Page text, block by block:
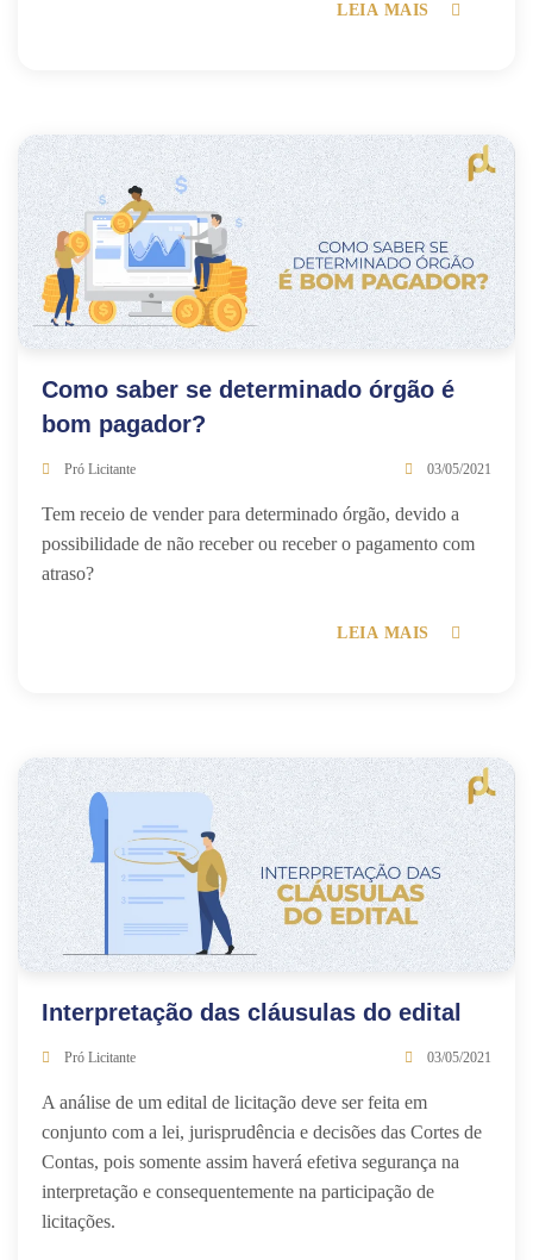
LEIA MAIS
Como saber se determinado órgão é
bom pagador?
Pró Licitante 03/05/2021
Tem receio de vender para determinado órgão, devido a
possibilidade de não receber ou receber o pagamento com
atraso?
LEIA MAIS
Interpretação das cláusulas do edital
Pró Licitante 03/05/2021
A análise de um edital de licitação deve ser feita em
conjunto com a lei, jurisprudência e decisões das Cortes de
Contas, pois somente assim haverá efetiva segurança na
interpretação e consequentemente na participação de
licitações.